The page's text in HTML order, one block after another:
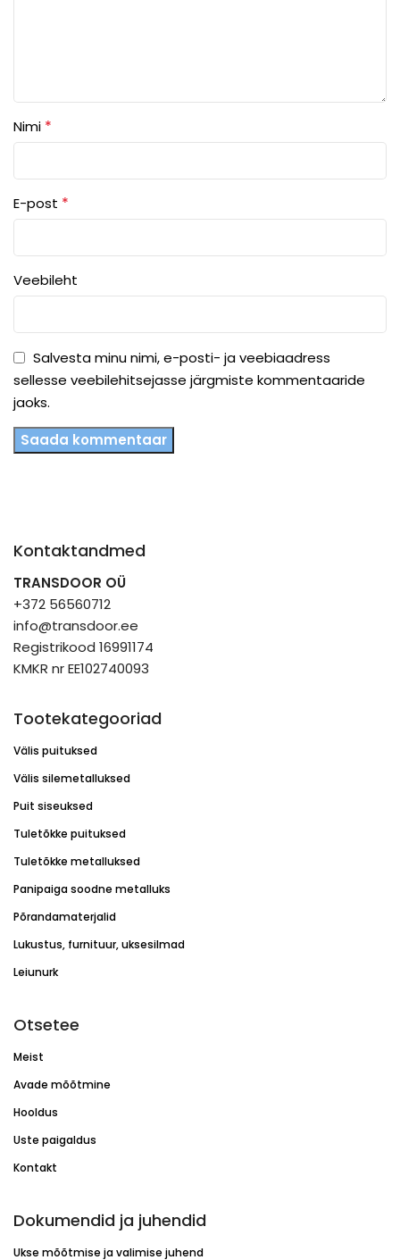
Nimi *
E-post *
Veebileht
Salvesta minu nimi, e-posti- ja veebiaadress
sellesse veebilehitsejasse järgmiste kommentaaride
jaoks.
Kontaktandmed
TRANSDOOR OÜ
+372 56560712
info@transdoor.ee
Registrikood 16991174
KMKR nr EE102740093
Tootekategooriad
Välis puituksed
Välis silemetalluksed
Puit siseuksed
Tuletõkke puituksed
Tuletõkke metalluksed
Panipaiga soodne metalluks
Põrandamaterjalid
Lukustus, furnituur, uksesilmad
Leiunurk
Otsetee
Meist
Avade mõõtmine
Hooldus
Uste paigaldus
Kontakt
Dokumendid ja juhendid
Ukse mõõtmise ja valimise juhend